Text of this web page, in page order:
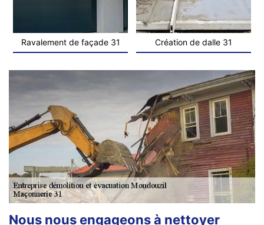
Ravalement de façade 31 Création de dalle 31
Nous nous engageons à nettoyer